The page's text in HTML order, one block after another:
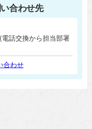
合わせ先
話交換から担当部署
合わせ